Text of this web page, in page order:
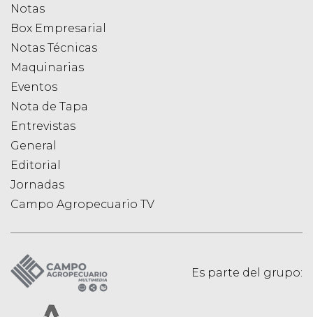
Notas
Box Empresarial
Notas Técnicas
Maquinarias
Eventos
Nota de Tapa
Entrevistas
General
Editorial
Jornadas
Campo Agropecuario TV
Es parte del grupo: